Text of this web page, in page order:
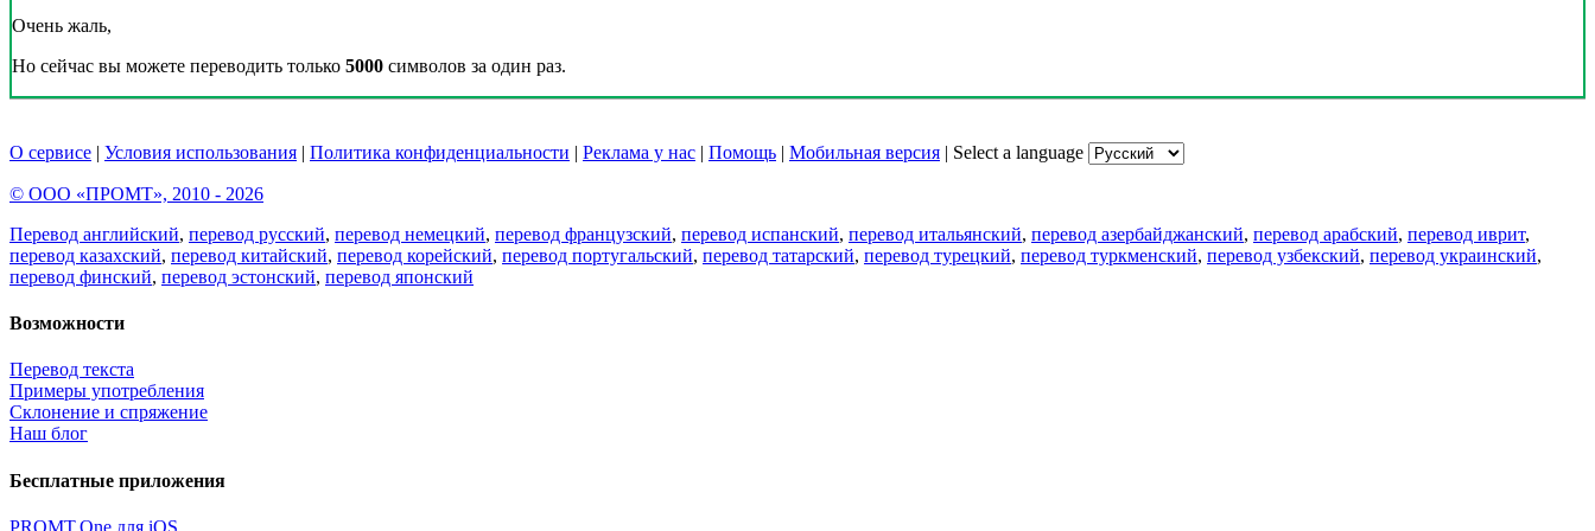
Очень жаль,
Но сейчас вы можете переводить только 5000 символов за один раз.
О сервисе | Условия использования | Политика конфиденциальности | Реклама у нас | Помощь | Мобильная версия | Select a language
© ООО «ПРОМТ», 2010 - 2026
Перевод английский, перевод русский, перевод немецкий, перевод французский, перевод испанский, перевод итальянский, перевод азербайджанский, перевод арабский, перевод иврит,
перевод казахский, перевод китайский, перевод корейский, перевод португальский, перевод татарский, перевод турецкий, перевод туркменский, перевод узбекский, перевод украинский,
перевод финский, перевод эстонский, перевод японский
Возможности
Перевод текста
Примеры употребления
Склонение и спряжение
Наш блог
Бесплатные приложения
PROMT.One для iOS